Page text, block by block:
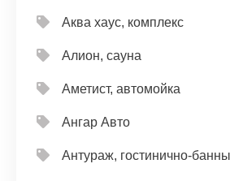
Аква хаус, комплекс
Алион, сауна
Аметист, автомойка
Ангар Авто
Антураж, гостинично-